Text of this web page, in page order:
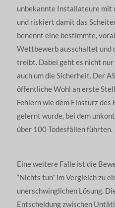
unbekannte Installateure mit
und riskiert damit das
benennt eine bestimmte,
Wettbewerb ausschaltet und
treibt. Dabei geht es nicht nur
auch um die Sicherheit. Der
öffentliche Wohl an erste
Fehlern wie dem Einsturz
gelernt wurde, bei dem
über 100 Todesfällen führten.
Eine weitere Falle ist die
“Nichts tun” im Vergleich zu
unerschwinglichen Lösung.
Entscheidung zwischen